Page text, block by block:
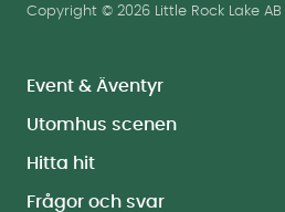
Copyright © 2026 Little Rock Lake AB
Event & Äventyr
Utomhus scenen
Hitta hit
Frågor och svar